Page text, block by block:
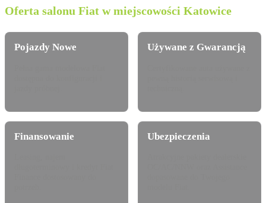
Oferta salonu Fiat w miejscowości Katowice
Pojazdy Nowe Używane z Gwarancją
Finansowanie Ubezpieczenia